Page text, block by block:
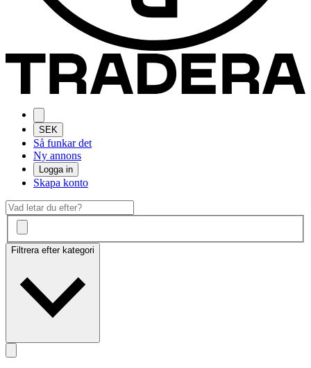
SEK
Så funkar det
Ny annons
Logga in
Skapa konto
Filtrera efter kategori